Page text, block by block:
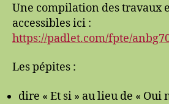
Une compilation des travaux
accessibles ici :
https://padlet.com/fpte/
Les pépites :
dire « Et si » au lieu de « Oui